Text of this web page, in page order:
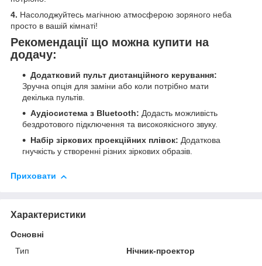
4. Насолоджуйтесь магічною атмосферою зоряного неба
просто в вашій кімнаті!
Рекомендації що можна купити на
додачу:
Додатковий пульт дистанційного керування:
Зручна опція для заміни або коли потрібно мати
декілька пультів.
Аудіосистема з Bluetooth: Додасть можливість
бездротового підключення та високоякісного звуку.
Набір зіркових проекційних плівок: Додаткова
гнучкість у створенні різних зіркових образів.
Приховати
Характеристики
Основні
Тип
Нічник-проектор